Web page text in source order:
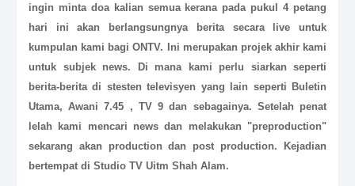
ingin minta doa kalian semua kerana pada pukul 4 petang
hari ini akan berlangsungnya berita secara live untuk
kumpulan kami bagi ONTV. Ini merupakan projek akhir kami
untuk subjek news. Di mana kami perlu siarkan seperti
berita-berita di stesten televisyen yang lain seperti Buletin
Utama, Awani 7.45 , TV 9 dan sebagainya. Setelah penat
lelah kami mencari news dan melakukan "preproduction"
sekarang akan production dan post production. Kejadian
bertempat di Studio TV Uitm Shah Alam.